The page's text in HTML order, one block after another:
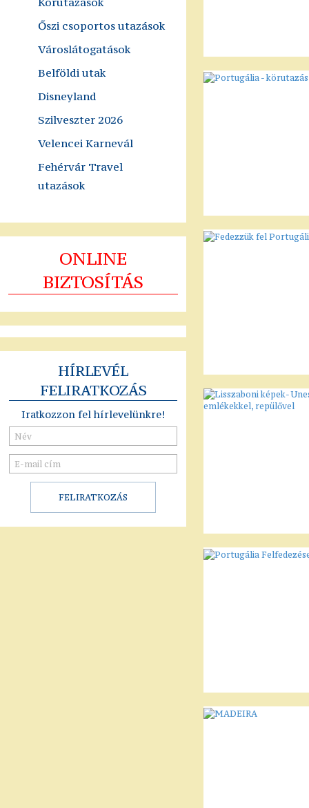
Őszi csoportos utazások
Városlátogatások
Belföldi utak
Disneyland
Szilveszter 2026
Velencei Karnevál
Fehérvár Travel
utazások
ONLINE
BIZTOSÍTÁS
HÍRLEVÉL
FELIRATKOZÁS
Iratkozzon fel hírlevelünkre!